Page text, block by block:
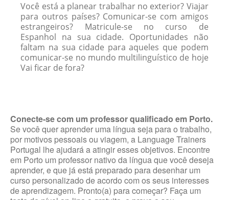
Você está a planear trabalhar no exterior? Viajar
para outros países? Comunicar-se com amigos
estrangeiros? Matricule-se no curso de
Espanhol na sua cidade. Oportunidades não
faltam na sua cidade para aqueles que podem
comunicar-se no mundo multilinguístico de hoje
Vai ficar de fora?
Conecte-se com um professor qualificado em Porto.
Se você quer aprender uma língua seja para o trabalho,
por motivos pessoais ou viagem, a Language Trainers
Portugal lhe ajudará a atingir esses objetivos. Encontre
em Porto um professor nativo da língua que você deseja
aprender, e que já está preparado para desenhar um
curso personalizado de acordo com os seus interesses
de aprendizagem. Pronto(a) para começar? Faça um